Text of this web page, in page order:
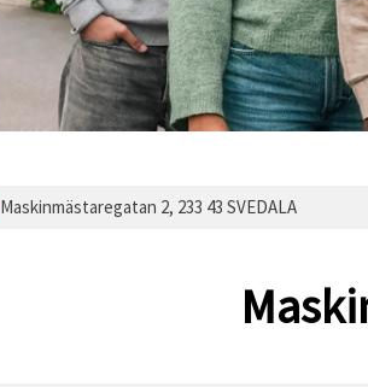
Maskinmästaregatan 2, 233 43 SVEDALA